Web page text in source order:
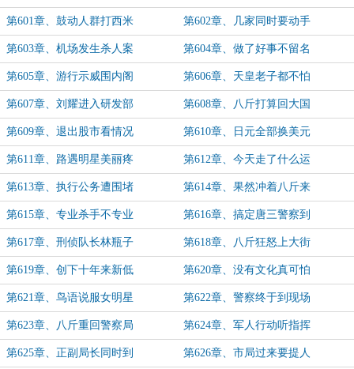
第601章、鼓动人群打西米 第602章、几家同时要动手
第603章、机场发生杀人案 第604章、做了好事不留名
第605章、游行示威围内阁 第606章、天皇老子都不怕
第607章、刘耀进入研发部 第608章、八斤打算回大国
第609章、退出股市看情况 第610章、日元全部换美元
第611章、路遇明星美丽疼 第612章、今天走了什么运
第613章、执行公务遭围堵 第614章、果然冲着八斤来
第615章、专业杀手不专业 第616章、搞定唐三警察到
第617章、刑侦队长林瓶子 第618章、八斤狂怒上大街
第619章、创下十年来新低 第620章、没有文化真可怕
第621章、鸟语说服女明星 第622章、警察终于到现场
第623章、八斤重回警察局 第624章、军人行动听指挥
第625章、正副局长同时到 第626章、市局过来要提人